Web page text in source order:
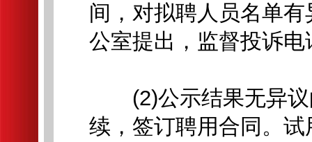
间，对拟聘人员名单
公室提出，监督投诉
(2)公示结果无异议
续，签订聘用合同。